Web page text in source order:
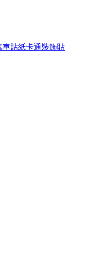
貼紙卡通裝飾貼